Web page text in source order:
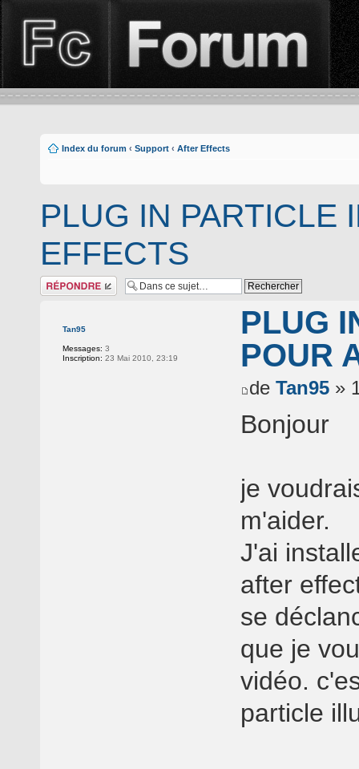
Index du forum ‹ Support ‹ After Effects
PLUG IN PARTICLE
EFFECTS
Répondre
Tan95
Messages: 3
Inscription: 23 Mai 2010, 23:19
PLUG
POUR
de Tan95 »
Bonjour
je
m'aider.
J'ai
after
se
que je
vidéo.
particle